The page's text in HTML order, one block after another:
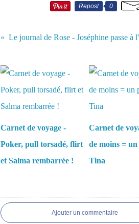
Repost
0
Le journal de Rose - Joséphine passe à
Carnet de voyage -
Poker, pull torsadé, flirt
et Salma rembarrée !
Carnet de
de moins =
Tina
Ajouter un commentaire